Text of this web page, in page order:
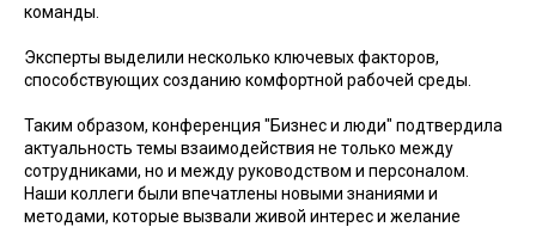
команды.
Эксперты выделили несколько ключевых факторов,
способствующих созданию комфортной рабочей среды.
Таким образом, конференция "Бизнес и люди" подтвердила
актуальность темы взаимодействия не только между
сотрудниками, но и между руководством и персоналом.
Наши коллеги были впечатлены новыми знаниями и
методами, которые вызвали живой интерес и желание